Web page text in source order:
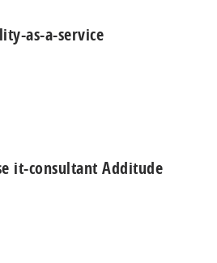
as-a-service
it-consultant Additude